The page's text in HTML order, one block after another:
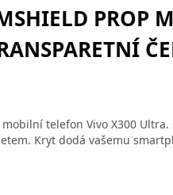
PROP
telefon Vivo X300 Ultra.
Kryt dodá vašemu